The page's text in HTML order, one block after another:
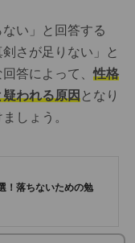
い」と回答する
さが足りない」と
答によって、性格
われる原因となり
しょう。
！落ちないための勉